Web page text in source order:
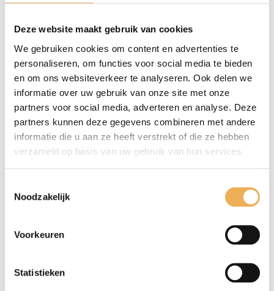
Deze website maakt gebruik van cookies
We gebruiken cookies om content en advertenties te
personaliseren, om functies voor social media te bieden
en om ons websiteverkeer te analyseren. Ook delen we
informatie over uw gebruik van onze site met onze
partners voor social media, adverteren en analyse. Deze
partners kunnen deze gegevens combineren met andere
informatie die u aan ze heeft verstrekt of die ze hebben
verzameld op basis van uw gebruik van hun services.
Noodzakelijk
Voorkeuren
Statistieken
Er zijn nog geen beoordelingen.
Wees de eerste om “Combinaties gegoten/gestanst en
grepen” te beoordelen
Je e-mailadres wordt niet gepubliceerd.
Vereiste velden zijn gemarkeerd met *
Je waardering *